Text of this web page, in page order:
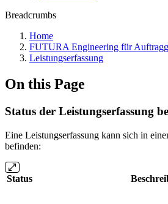
Breadcrumbs
Home
FUTURA Engineering für
Leistungserfassung
On this Page
Status der Leistungserfassung
Eine Leistungserfassung kann sich in
befinden:
Status